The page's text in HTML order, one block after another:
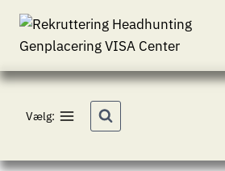
Fortsæt
indhold
Vælg: